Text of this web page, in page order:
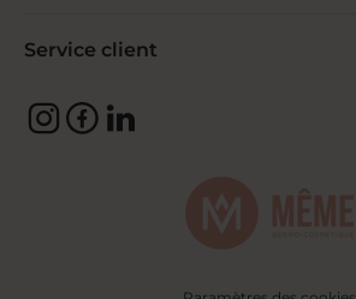
Service client